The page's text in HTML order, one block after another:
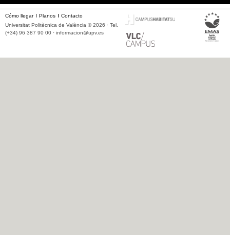
Cómo llegar Planos
Contacto
Universitat Politècnica de València © 2026 · Tel.
(+34) 96 387 90 00 · informacion@upv.es